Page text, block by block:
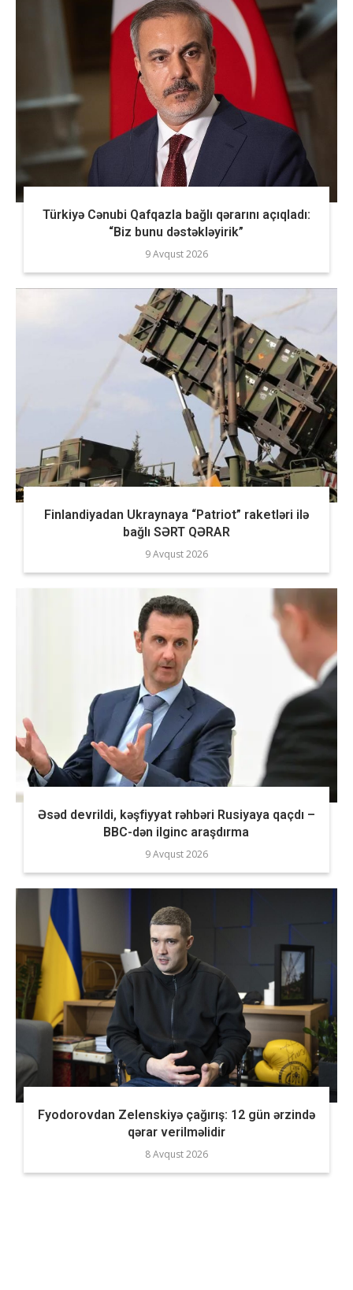
Türkiyə Cənubi Qafqazla bağlı qərarını açıqladı:
“Biz bunu dəstəkləyirik”
9 Avqust 2026
Finlandiyadan Ukraynaya “Patriot” raketləri ilə
bağlı SƏRT QƏRAR
9 Avqust 2026
Əsəd devrildi, kəşfiyyat rəhbəri Rusiyaya qaçdı –
BBC-dən ilginc araşdırma
9 Avqust 2026
Fyodorovdan Zelenskiyə çağırış: 12 gün ərzində
qərar verilməlidir
8 Avqust 2026